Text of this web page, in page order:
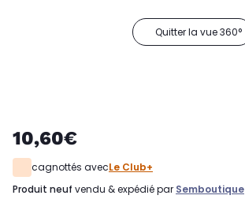
Quitter la vue 360°
10,60€
cagnottés avecLe Club+
produit neuf vendu & expédié par Semboutique